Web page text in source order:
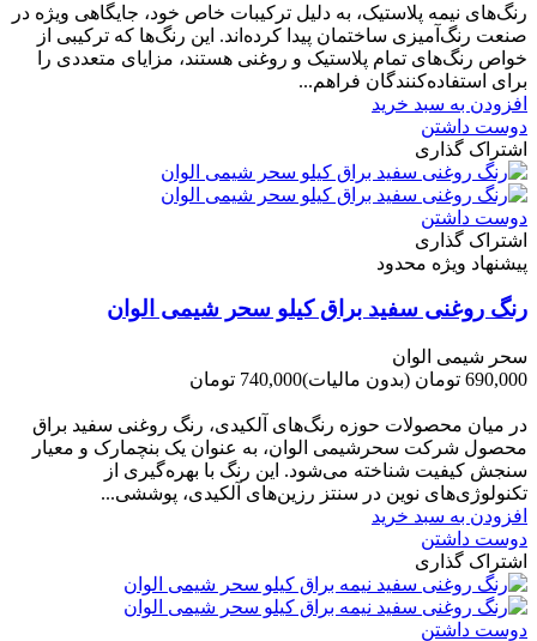
رنگ‌های نیمه پلاستیک، به دلیل ترکیبات خاص خود، جایگاهی ویژه در
صنعت رنگ‌آمیزی ساختمان پیدا کرده‌اند. این رنگ‌ها که ترکیبی از
خواص رنگ‌های تمام پلاستیک و روغنی هستند، مزایای متعددی را
برای استفاده‌کنندگان فراهم...
افزودن به سبد خرید
دوست داشتن
اشتراک گذاری
دوست داشتن
اشتراک گذاری
پیشنهاد ویژه محدود
رنگ روغنی سفید براق کیلو سحر شیمی الوان
سحر شیمی الوان
690,000 تومان
(بدون مالیات)740,000 تومان
در میان محصولات حوزه رنگ‌های آلکیدی، رنگ روغنی سفید براق
محصول شرکت سحرشیمی الوان، به عنوان یک بنچمارک و معیار
سنجش کیفیت شناخته می‌شود. این رنگ با بهره‌گیری از
تکنولوژی‌های نوین در سنتز رزین‌های آلکیدی، پوششی...
افزودن به سبد خرید
دوست داشتن
اشتراک گذاری
دوست داشتن